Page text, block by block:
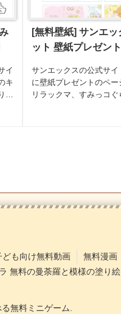
イ
キ
え
[無料壁紙] サンエ
ット 壁紙プレゼント
サンエックスの公式サ
に壁紙プレゼントのペ
リラックマ、すみっコ
ども向け無料動画
無料漫画
無料の曼荼羅と模様の塗り絵
無料ミニゲーム.